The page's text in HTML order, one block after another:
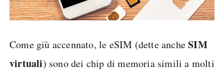
Come giù accennato, le eSIM (dette ancheSIM
virtuali) sono dei chip di memoria simili a molti